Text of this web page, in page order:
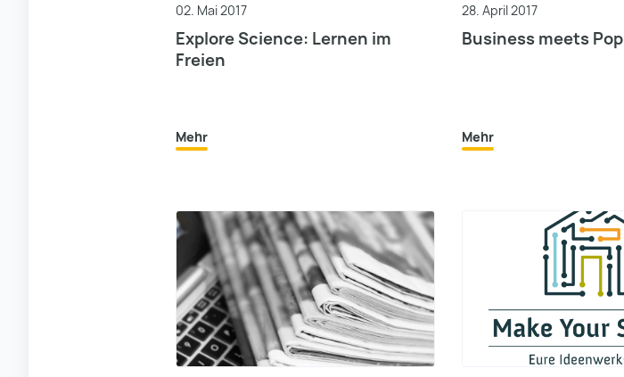
02. Mai 2017
Explore Science: Lernen im
Freien
Mehr
28. April 2017
Business meets Pop
Mehr